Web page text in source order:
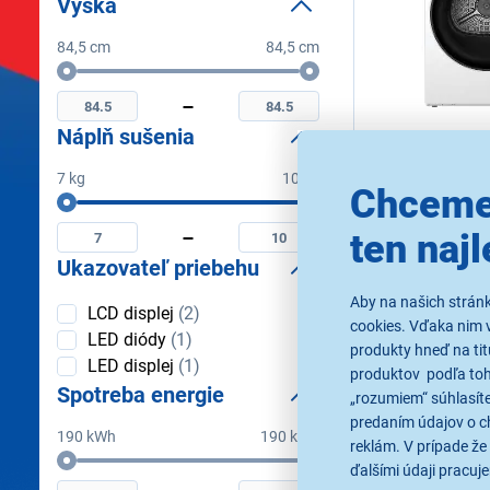
ten
Aby na našich
cookies. Vďaka nim
produkty hneď na
produktov podľa
„rozumiem“
predaním údajov o
reklám. V prípade
ďalšími údaji
Výška
84,5 cm 84,5 cm
Výška
Minimální
výška
Maximální
výška
Náplň sušenia
7 kg 10 kg
Náplň
sušenia
Minimální
náplň
sušenia
Maximální
náplň
sušenia
Ukazovateľ priebehu
Ukazovateľ
priebehu
LCD displej (2)
LED diódy (1)
LED displej (1)
Spotreba energie
190 kWh 190 kWh
Spotreba
energie
Minimální
Maximální
Sušička bielizne,
kondenzačná s
energetická trieda
15 programov,
program Smart AI,
20 rokov záruka na
Skladom viac
K vyzdvihnutiu
K
v 64
Kúpiť s kupónom
LETO15
LETNÝ VÝPREDAJ